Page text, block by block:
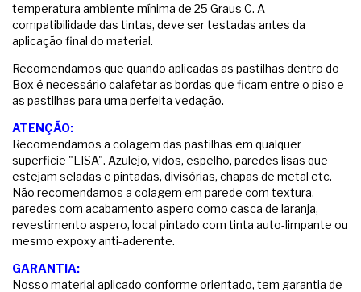
temperatura ambiente mínima de 25 Graus C. A
compatibilidade das tintas, deve ser testadas antes da
aplicação final do material.
Recomendamos que quando aplicadas as pastilhas dentro do
Box é necessário calafetar as bordas que ficam entre o piso e
as pastilhas para uma perfeita vedação.
ATENÇÃO:
Recomendamos a colagem das pastilhas em qualquer
superficie "LISA". Azulejo, vidos, espelho, paredes lisas que
estejam seladas e pintadas, divisórias, chapas de metal etc.
Não recomendamos a colagem em parede com textura,
paredes com acabamento aspero como casca de laranja,
revestimento aspero, local pintado com tinta auto-limpante ou
mesmo expoxy anti-aderente.
GARANTIA:
Nosso material aplicado conforme orientado, tem garantia de